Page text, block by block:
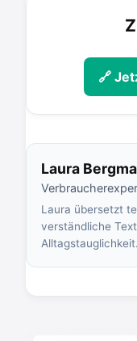
🔗
Laura
Laura übersetzt
verständliche
Alltagstauglichkeit.